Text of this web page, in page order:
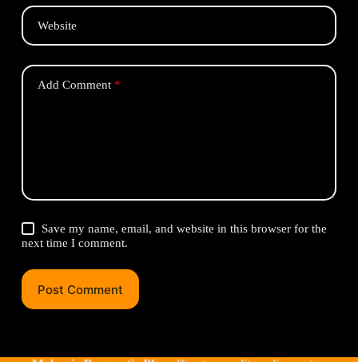
Website
Add Comment*
Save my name, email, and website in this browser for the
next time I comment.
Post Comment